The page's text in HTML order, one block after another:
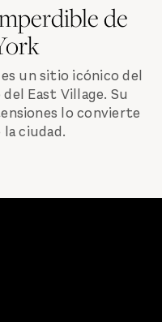
de
un sitio icónico del
East Village. Su
lo convierte
ciudad.